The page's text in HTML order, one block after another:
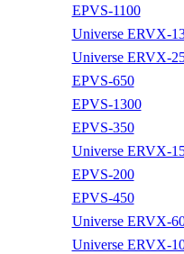
EPVS-1100
Universe ERVX-
Universe ERVX-
EPVS-650
EPVS-1300
EPVS-350
Universe ERVX-
EPVS-200
EPVS-450
Universe ERVX-
Universe ERVX-